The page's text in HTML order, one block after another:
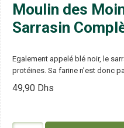
Moulin des
Sarrasin
Egalement appelé blé noir, le
protéines. Sa farine n’est donc
49,90 Dhs